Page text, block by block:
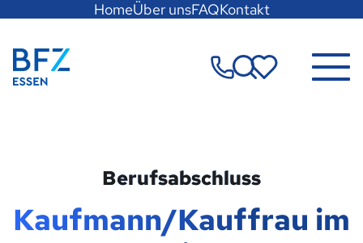
Seite
anspringen
HomeÜber unsFAQKontakt
Zur Startseite Merkzettel
Berufsabschluss
Kaufmann/Kauffrau im